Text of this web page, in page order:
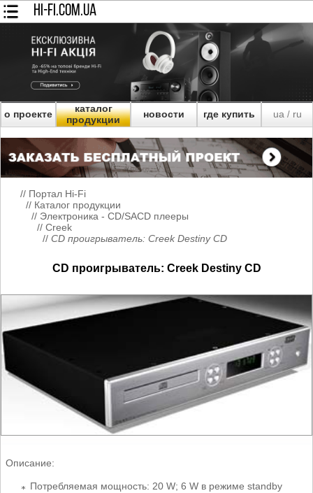
HI-FI.COM.UA
о проекте
каталог
продукции
новости где купить ua/ ru
// Портал Hi-Fi
// Каталог продукции
// Электроника - CD/SACD плееры
// Creek
// CD проигрыватель: Creek Destiny CD
CD проигрыватель: Creek Destiny CD
Описание:
Потребляемая мощность: 20 W; 6 W в режиме standby